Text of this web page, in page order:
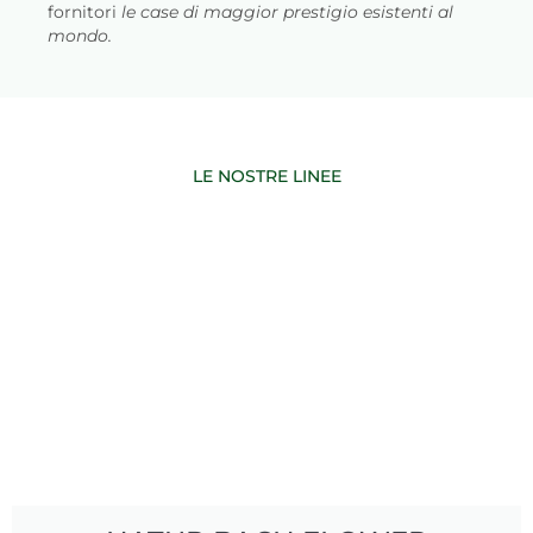
fornitori le case di maggior prestigio esistenti al
mondo.
LE NOSTRE LINEE